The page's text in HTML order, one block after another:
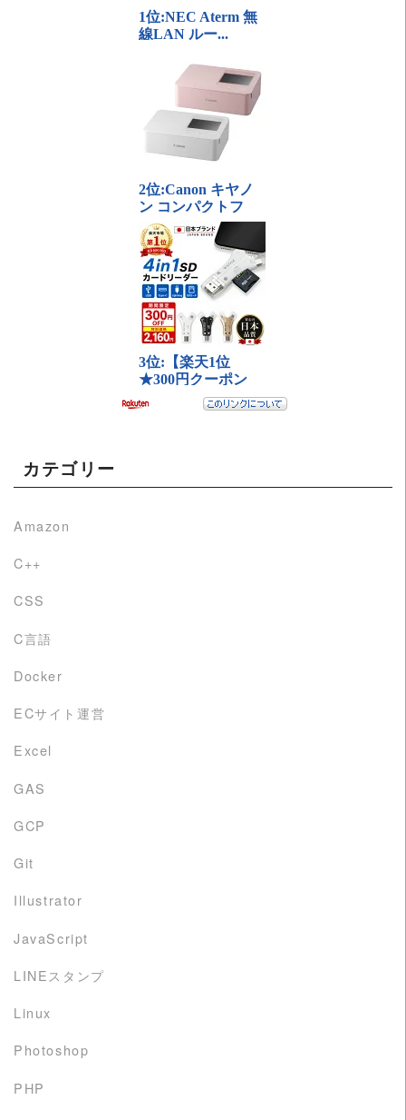
カテゴリー
Amazon
C++
CSS
C言語
Docker
ECサイト運営
Excel
GAS
GCP
Git
Illustrator
JavaScript
LINEスタンプ
Linux
Photoshop
PHP